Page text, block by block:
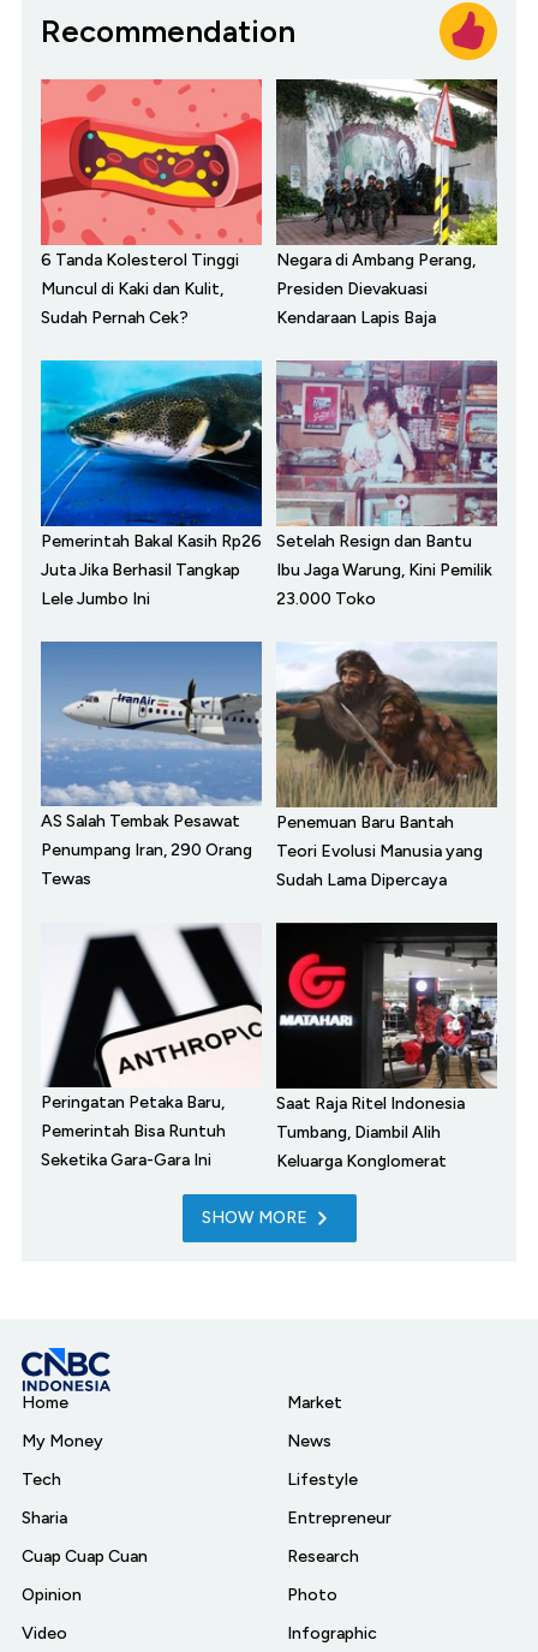
Recommendation
6 Tanda Kolesterol Tinggi
Muncul di Kaki dan Kulit,
Sudah Pernah Cek?
Negara di Ambang Perang,
Presiden Dievakuasi
Kendaraan Lapis Baja
Pemerintah Bakal Kasih Rp26
Juta Jika Berhasil Tangkap
Lele Jumbo Ini
Setelah Resign dan Bantu
Ibu Jaga Warung, Kini Pemilik
23.000 Toko
AS Salah Tembak Pesawat
Penumpang Iran, 290 Orang
Tewas
Penemuan Baru Bantah
Teori Evolusi Manusia yang
Sudah Lama Dipercaya
Peringatan Petaka Baru,
Pemerintah Bisa Runtuh
Seketika Gara-Gara Ini
Saat Raja Ritel Indonesia
Tumbang, Diambil Alih
Keluarga Konglomerat
SHOW MORE
Home
My Money
Tech
Sharia
Cuap Cuap Cuan
Opinion
Video
Market
News
Lifestyle
Entrepreneur
Research
Photo
Infographic